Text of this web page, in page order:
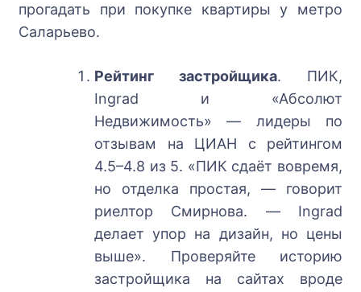
прогадать при покупке квартиры у метро
Саларьево.
Рейтинг застройщика. ПИК,
Ingrad и «Абсолют
Недвижимость» — лидеры по
отзывам на ЦИАН с рейтингом
4.5–4.8 из 5. «ПИК сдаёт вовремя,
но отделка простая, — говорит
риелтор Смирнова. — Ingrad
делает упор на дизайн, но цены
выше». Проверяйте историю
застройщика на сайтах вроде